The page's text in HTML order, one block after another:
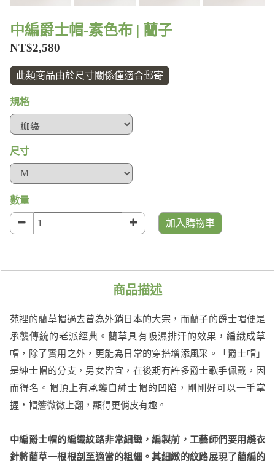
中編爵士帽-素色布 | 藺子
NT$2,580
此類商品由於尺寸關係僅適合郵寄
規格
尺寸
數量
加入購物車
商品描述
苑裡的藺草帽過去曾為外銷日本的大宗，而藺子的爵士帽便是
承襲傳統的老派經典。藺草具有吸濕排汗的效果，編織成草
帽，除了實用之外，更能為日常的穿搭增添風采。「爵士帽」
是紳士帽的分支，男女皆宜，在後期有許多爵士歌手佩戴，因
而得名。帽頂上有承襲自紳士帽的凹陷，剛剛好可以一手掌
握，帽簷微微上翻，顯得更俏皮有趣。
中編爵士帽的編織紋路非常細緻，編製前，工藝師們要用縫衣
針將藺草一根根剖至適當的粗細。其細緻的紋路展現了藺編的